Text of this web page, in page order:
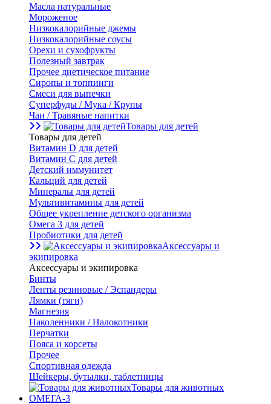
Масла натуральные
Мороженое
Низкокалорийные джемы
Низкокалорийные соусы
Орехи и сухофрукты
Полезный завтрак
Прочее диетическое питание
Сиропы и топпинги
Смеси для выпечки
Суперфуды / Мука / Крупы
Чаи / Травяные напитки
Товары для детей
Товары для детей
Витамин D для детей
Витамин С для детей
Детский иммунитет
Кальций для детей
Минералы для детей
Мультивитамины для детей
Общее укрепление детского организма
Омега 3 для детей
Пробиотики для детей
Аксессуары и
экипировка
Аксессуары и экипировка
Бинты
Ленты резиновые / Эспандеры
Лямки (тяги)
Магнезия
Наколенники / Налокотники
Перчатки
Пояса и корсеты
Прочее
Спортивная одежда
Шейкеры, бутылки, таблетницы
Товары для животных
ОМЕГА-3